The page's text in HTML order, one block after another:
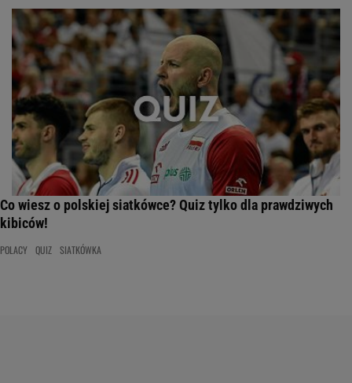
Co wiesz o polskiej siatkówce? Quiz tylko dla prawdziwych
kibiców!
POLACY QUIZ SIATKÓWKA